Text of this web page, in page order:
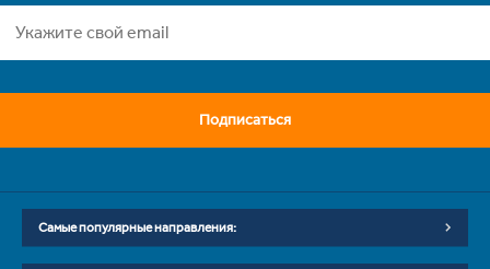
Подписаться
Самые популярные направления: